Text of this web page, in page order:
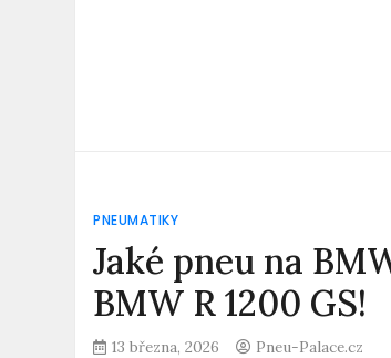
PNEUMATIKY
Jaké pneu na
BMW R 1200 GS!
13 března, 2026 Pneu-Palace.cz